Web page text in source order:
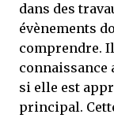
dans des
évènements
comprendre.
connaissance
si elle est
principal.